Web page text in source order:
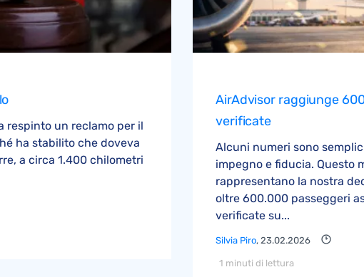
respinto un reclamo per il
ha stabilito che doveva
a circa 1.400 chilometri
AirAdvisor raggiunge
verificate
Alcuni numeri sono
impegno e fiducia. Questo
rappresentano la nostra
oltre 600.000 passeggeri
verificate su...
Silvia Piro, 23.02.2026
1 minuti di lettura